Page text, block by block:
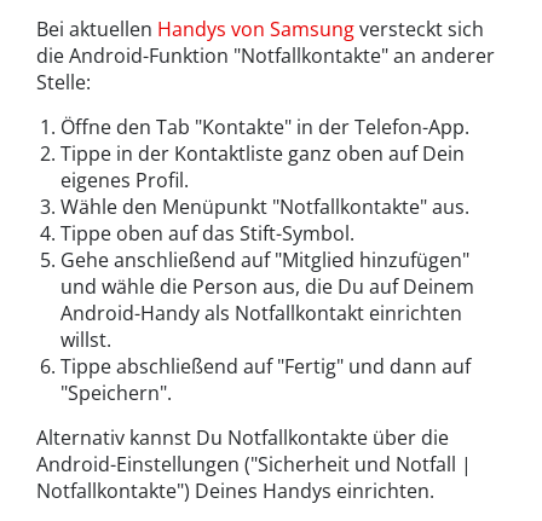
Bei aktuellen Handys von Samsungversteckt sich
die Android-Funktion "Notfallkontakte" an anderer
Stelle:
Öffne den Tab "Kontakte" in der Telefon-App.
Tippe in der Kontaktliste ganz oben auf Dein
eigenes Profil.
Wähle den Menüpunkt "Notfallkontakte" aus.
Tippe oben auf das Stift-Symbol.
Gehe anschließend auf "Mitglied hinzufügen"
und wähle die Person aus, die Du auf Deinem
Android-Handy als Notfallkontakt einrichten
willst.
Tippe abschließend auf "Fertig" und dann auf
"Speichern".
Alternativ kannst Du Notfallkontakte über die
Android-Einstellungen ("Sicherheit und Notfall |
Notfallkontakte") Deines Handys einrichten.